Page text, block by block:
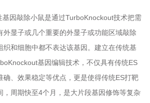
因敲除小鼠是通过TurboKnockout技术把需
外显子或几个重要的外显子或功能区域敲除
织和细胞中都不表达该基因。建立在传统基
基因编辑技术，不仅具有传统ES
确、效果稳定等优点，更是使得传统ES打靶
，周期快至4个月，是大片段基因修饰等复杂